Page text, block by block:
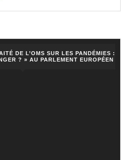
DE L’OMS SUR LES PANDÉMIES :
? » AU PARLEMENT EUROPÉEN